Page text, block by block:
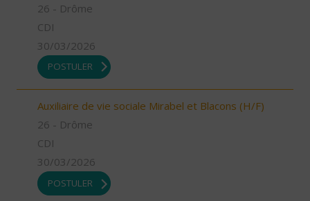
26 - Drôme
CDI
30/03/2026
POSTULER
Auxiliaire de vie sociale Mirabel et Blacons (H/F)
26 - Drôme
CDI
30/03/2026
POSTULER